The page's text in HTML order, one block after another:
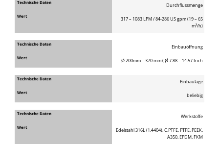
Durchflussmenge
317 – 1083 LPM / 84-286 US gpm (19 – 65
m³/h)
Einbauöffnung
Ø 200mm – 370 mm ( Ø 7.88 – 14.57 Inch
Einbaulage
beliebig
Werkstoffe
Edelstahl 316L (1.4404), C.PTFE, PTFE, PEEK,
A350, EPDM, FKM